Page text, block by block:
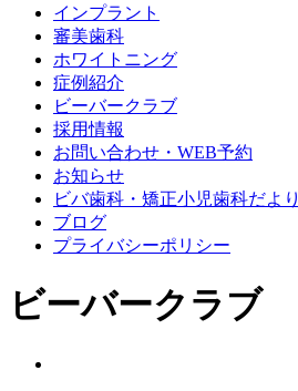
インプラント
審美歯科
ホワイトニング
症例紹介
ビーバークラブ
採用情報
お問い合わせ・WEB予約
お知らせ
ビバ歯科・矯正小児歯科だより
ブログ
プライバシーポリシー
ビーバークラブ